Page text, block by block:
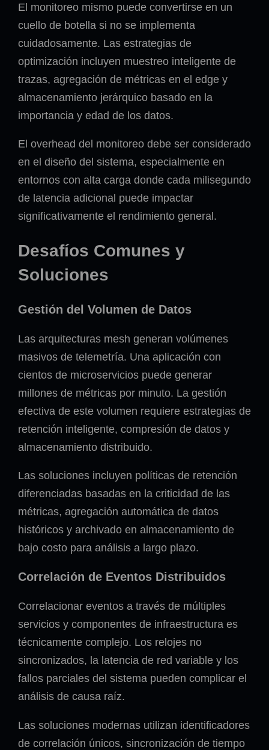
El monitoreo mismo puede convertirse en un
cuello de botella si no se implementa
cuidadosamente. Las estrategias de
optimización incluyen muestreo inteligente de
trazas, agregación de métricas en el edge y
almacenamiento jerárquico basado en la
importancia y edad de los datos.
El overhead del monitoreo debe ser considerado
en el diseño del sistema, especialmente en
entornos con alta carga donde cada milisegundo
de latencia adicional puede impactar
significativamente el rendimiento general.
Desafíos Comunes y
Soluciones
Gestión del Volumen de Datos
Las arquitecturas mesh generan volúmenes
masivos de telemetría. Una aplicación con
cientos de microservicios puede generar
millones de métricas por minuto. La gestión
efectiva de este volumen requiere estrategias de
retención inteligente, compresión de datos y
almacenamiento distribuido.
Las soluciones incluyen políticas de retención
diferenciadas basadas en la criticidad de las
métricas, agregación automática de datos
históricos y archivado en almacenamiento de
bajo costo para análisis a largo plazo.
Correlación de Eventos Distribuidos
Correlacionar eventos a través de múltiples
servicios y componentes de infraestructura es
técnicamente complejo. Los relojes no
sincronizados, la latencia de red variable y los
fallos parciales del sistema pueden complicar el
análisis de causa raíz.
Las soluciones modernas utilizan identificadores
de correlación únicos, sincronización de tiempo